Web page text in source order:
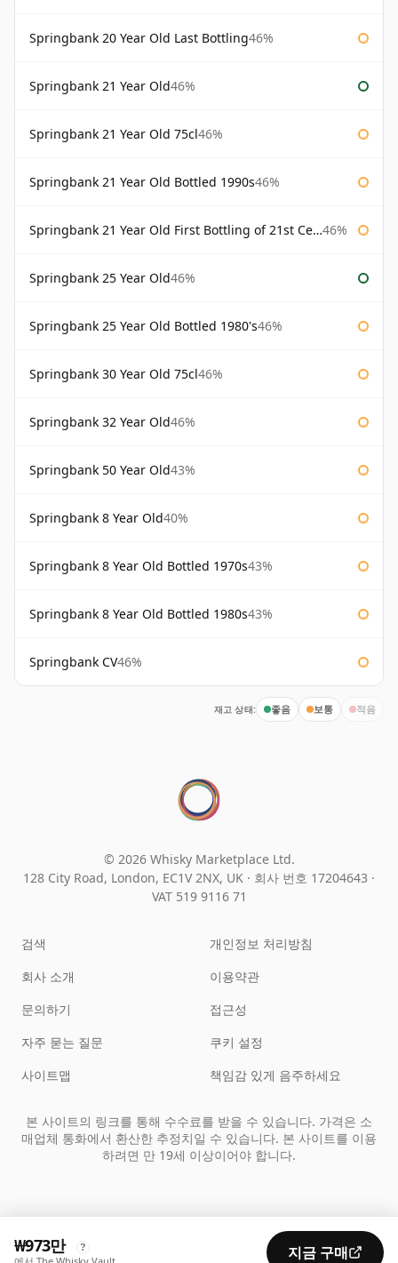
Springbank 20 Year Old Last Bottling46%
Springbank 21 Year Old46%
Springbank 21 Year Old 75cl46%
Springbank 21 Year Old Bottled 1990s46%
Springbank 21 Year Old First Bottling of 21st Century 46%
Springbank 25 Year Old46%
Springbank 25 Year Old Bottled 1980's46%
Springbank 30 Year Old 75cl46%
Springbank 32 Year Old46%
Springbank 50 Year Old43%
Springbank 8 Year Old40%
Springbank 8 Year Old Bottled 1970s43%
Springbank 8 Year Old Bottled 1980s43%
Springbank CV46%
재고 상태: 좋음 보통 적음
₩973만 ?
에서 The Whisky Vault 지금 구매
© 2026 Whisky Marketplace Ltd.
128 City Road, London, EC1V 2NX, UK · 회사 번호 17204643 ·
VAT 519 9116 71
검색
회사 소개
문의하기
자주 묻는 질문
사이트맵
개인정보 처리방침
이용약관
접근성
쿠키 설정
책임감 있게 음주하세요
본 사이트의 링크를 통해 수수료를 받을 수 있습니다. 가격은 소
매업체 통화에서 환산한 추정치일 수 있습니다. 본 사이트를 이용
하려면 만 19세 이상이어야 합니다.